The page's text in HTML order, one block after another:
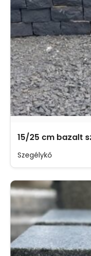
15/25 cm bazalt
Szegélykő